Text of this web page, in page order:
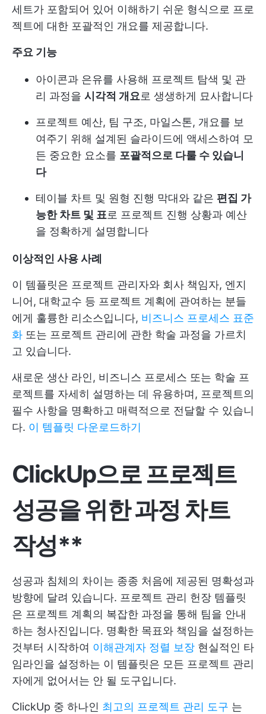
세트가 포함되어 있어 이해하기 쉬운 형식으로 프로
젝트에 대한 포괄적인 개요를 제공합니다.
주요 기능
아이콘과 은유를 사용해 프로젝트 탐색 및 관
리 과정을 시각적 개요 로 생생하게 묘사합니다
프로젝트 예산, 팀 구조, 마일스톤, 개요를 보
여주기 위해 설계된 슬라이드에 액세스하여 모
든 중요한 요소를 포괄적으로 다룰 수 있습니
다
테이블 차트 및 원형 진행 막대와 같은 편집 가
능한 차트 및 표로 프로젝트 진행 상황과 예산
을 정확하게 설명합니다
이상적인 사용 사례
이 템플릿은 프로젝트 관리자와 회사 책임자, 엔지
니어, 대학교수 등 프로젝트 계획에 관여하는 분들
에게 훌륭한 리소스입니다, 비즈니스 프로세스 표준
화 또는 프로젝트 관리에 관한 학술 과정을 가르치
고 있습니다.
새로운 생산 라인, 비즈니스 프로세스 또는 학술 프
로젝트를 자세히 설명하는 데 유용하며, 프로젝트의
필수 사항을 명확하고 매력적으로 전달할 수 있습니
다. 이 템플릿 다운로드하기
ClickUp으로 프로젝트
성공을 위한 과정 차트
작성**
성공과 침체의 차이는 종종 처음에 제공된 명확성과
방향에 달려 있습니다. 프로젝트 관리 헌장 템플릿
은 프로젝트 계획의 복잡한 과정을 통해 팀을 안내
하는 청사진입니다. 명확한 목표와 책임을 설정하는
것부터 시작하여 이해관계자 정렬 보장 현실적인 타
임라인을 설정하는 이 템플릿은 모든 프로젝트 관리
자에게 없어서는 안 될 도구입니다.
ClickUp 중 하나인 최고의 프로젝트 관리 도구 는